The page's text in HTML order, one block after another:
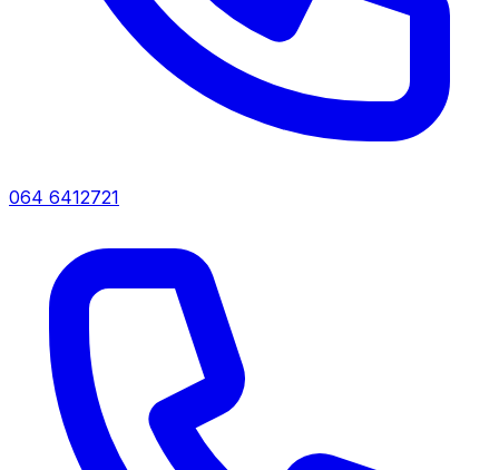
064 6412721